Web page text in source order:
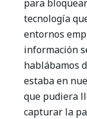
para
tecnología
entornos
información
hablábamos
estaba en
que pudiera
capturar la